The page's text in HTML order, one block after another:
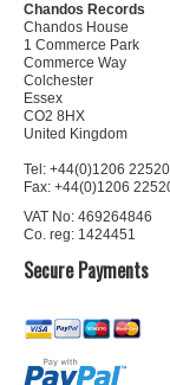
Chandos Records
Chandos House
1 Commerce Park
Commerce Way
Colchester
Essex
CO2 8HX
United Kingdom
Tel: +44(0)1206
Fax: +44(0)1206
VAT No: 469264846
Co. reg: 1424451
Secure Payments